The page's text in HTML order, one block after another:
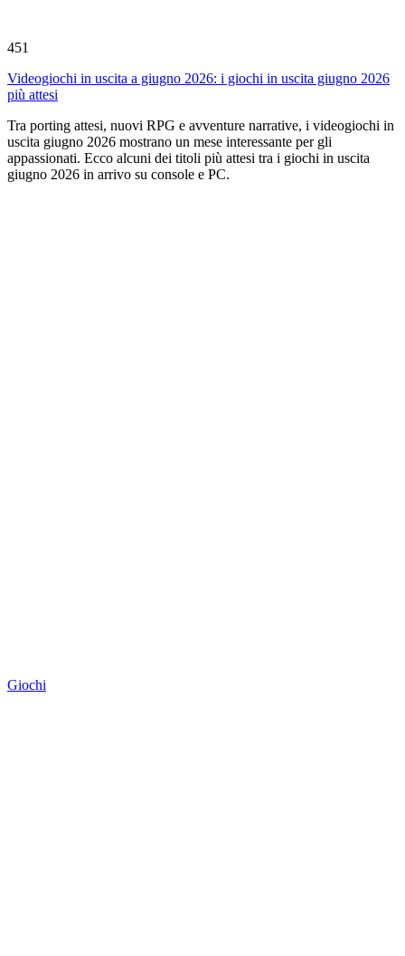
451
Videogiochi in uscita a giugno 2026: i giochi in uscita giugno 2026
più attesi
Tra porting attesi, nuovi RPG e avventure narrative, i videogiochi in
uscita giugno 2026 mostrano un mese interessante per gli
appassionati. Ecco alcuni dei titoli più attesi tra i giochi in uscita
giugno 2026 in arrivo su console e PC.
Giochi